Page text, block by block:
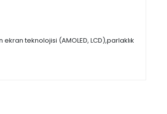
teknolojisi (AMOLED, LCD),parlaklık